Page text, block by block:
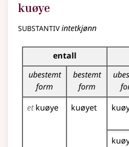
kuøye
substantivintetkjønn
Bøyingstabell for dette
entall
ubestemt
form
bestemt
form
etkuøye kuøyet